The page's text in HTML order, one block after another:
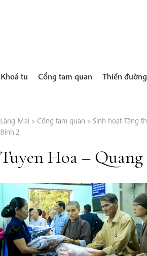
Khoá tu Cổng tam quan Thiền đường
Làng Mai> Cổng tam quan > Sinh hoạt Tăng
Binh.2
Tuyen Hoa –